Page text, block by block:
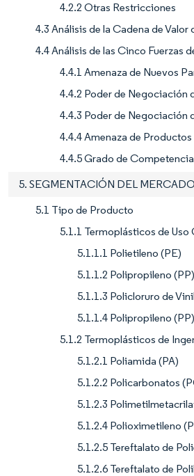
4.2.2 Otras Restricciones
4.3 Análisis de la Cadena de Valor
4.4 Análisis de las Cinco Fuerzas
4.4.1 Amenaza de Nuevos
4.4.2 Poder de Negociación
4.4.3 Poder de Negociación
4.4.4 Amenaza de
4.4.5 Grado de Competencia
5. SEGMENTACIÓN DEL MERCADO
5.1 Tipo de Producto
5.1.1 Termoplásticos de Uso
5.1.1.1 Polietileno (PE)
5.1.1.2 Polipropileno (PP)
5.1.1.3 Policloruro de
5.1.1.4 Polipropileno (PP)
5.1.2 Termoplásticos de
5.1.2.1 Poliamida (PA)
5.1.2.2 Policarbonatos
5.1.2.3
5.1.2.4 Polioximetileno
5.1.2.5 Tereftalato de
5.1.2.6 Tereftalato de